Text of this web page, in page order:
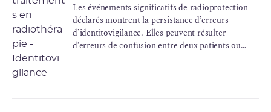
Les événements significatifs de radioprotection
déclarés montrent la persistance d’erreurs
d’identitovigilance. Elles peuvent résulter
d’erreurs de confusion entre deux patients ou